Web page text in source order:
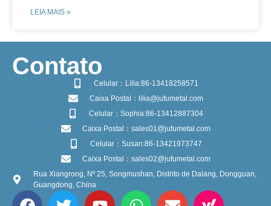
LEIA MAIS »
​Contato
Celular：Lilia:86-13418258571
Caixa Postal：lilia@jufumetal.com
Celular：Sophia:86-13412887304
Caixa Postal：sales01@jufumetal.com
Celular：Susan:86-13421973747
Caixa Postal：sales02@jufumetal.com
Rua Xiangrong, Nº 25, Songmushan, Distrito de Dalang, Dongguan,
Guangdong, China